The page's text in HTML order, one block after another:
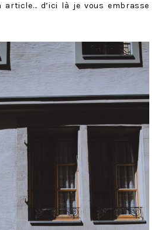
article… d’ici là je vous embrasse